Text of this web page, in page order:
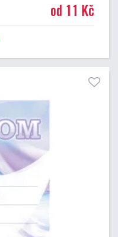
soutěží, ke kterým by
od 11 Kč